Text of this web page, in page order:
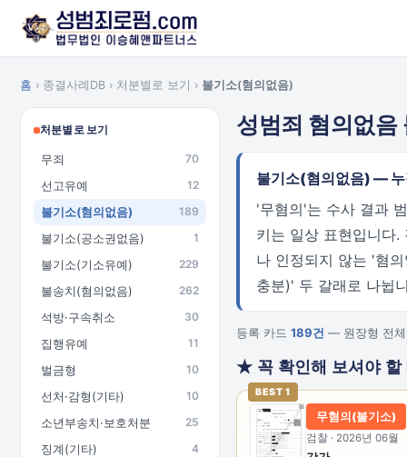
홈 › 종결사례DB › 처분별로 보기 › 불기소(혐의없음)
처분별로 보기
무죄 70
선고유예 12
불기소(혐의없음) 189
불기소(공소권없음) 1
불기소(기소유예) 229
불송치(혐의없음) 262
석방·구속취소 30
집행유예 11
벌금형 10
선처·감형(기타) 10
소년부송치·보호처분 25
징계(기타) 4
성범죄 혐의없음
불기소(혐의없음) —
'무혐의'는 수사 결과
키는 일상 표현입니다
나 인정되지 않는 '혐
충분)' 두 갈래로 나뉩
등록 카드 189건 — 원장형 전체
★ 꼭 확인해 보셔야 할
BEST 1
무혐의(불기소)
검찰 · 2026년 06월